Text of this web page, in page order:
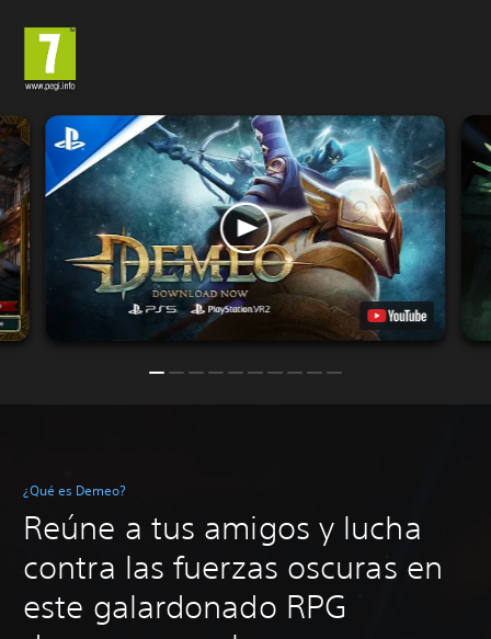
¿Qué es Demeo?
Reúne a tus amigos y lucha
contra las fuerzas oscuras en
este galardonado RPG